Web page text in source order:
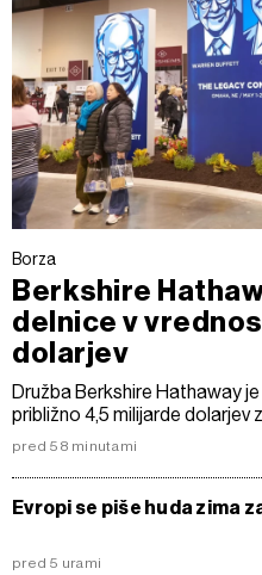
Borza
Berkshire
delnice v
dolarjev
Družba Berkshire Hathaway
približno 4,5 milijarde dolarjev
pred 58 minutami
Evropi se piše huda zima
pred 5 urami